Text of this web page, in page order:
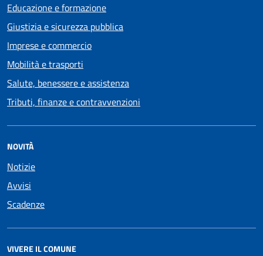
Educazione e formazione
Giustizia e sicurezza pubblica
Imprese e commercio
Mobilità e trasporti
Salute, benessere e assistenza
Tributi, finanze e contravvenzioni
NOVITÀ
Notizie
Avvisi
Scadenze
VIVERE IL COMUNE